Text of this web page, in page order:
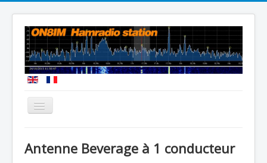
Antenne Beverage à 1 conducteur